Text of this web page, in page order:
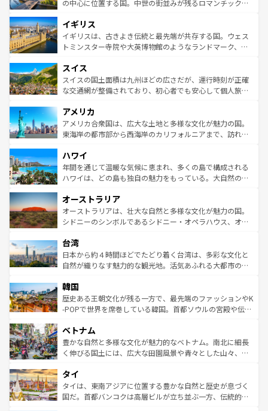
から魅了する。また、フランスは美食の国としても知ら
いる。シャンパンの発祥地であるランス、プロヴァンスの
香り高いラベンダー畑など、多彩な楽しみ方が可能だ。さ
らに、パリ以外の地域にも魅力が溢れており、どの街角に
れる地方に足を運ぶとそれぞれで全く異なる文化を体験で
きるだろう。 なお、新着のフランス情報はコンテンツ一覧
を参照してほしい。
の中心に位置する国。中世の街並みが残るロマンチック街
顔を持つこの国は、どこを歩いても飽きることがない。ベ
ルリンの文化的活気、バイエルン州のアルプスの絶景、そ
してライン川沿いのワイン畑といった風景は必見。ビール
は、お酒好きな人にはぜひ体験してほしい。 なお、新着の
ドイツ情報はコンテンツ一覧を参照してほしい。
イギリス
イギリスは、古きよき伝統と最先端が共存する国。ウェス
トミンスター寺院や大英博物館のようなランドマーク、歴
リアごとに異なる魅力がある。また、優雅なアフタヌーン
ティー、ビール好きにはたまらない英国パブ、サッカー観
戦など、本場だからこそできる体験も豊富。イギリスを旅
ンツ一覧を参照してほしい。
スイス
スイスの国土面積は九州ほどの広さだが、運行時刻が正確
な交通網が整備されており、初心者でも安心して個人旅行
の建物がそのまま残る町や、スイスならではのユニークな
博物館もあり、アルプス観光だけでなく町歩きも満喫する
ことができる。国民の所得が高いため物価も高いが、旅行
ば市内交通費無料で観光を楽しむこともできる。 なお、新
着のスイス情報はコンテンツ一覧 を参照してほしい。
アメリカ
アメリカ合衆国は、広大な土地と多様な文化が魅力の国。
東海岸の都市部から西海岸のカリフォルニアまで、訪れる
のような巨大都市は、観光、ショッピング、エンターテイ
ンメントが詰まった刺激的なスポットだ。一方、アメリカ
西部には大自然が広がり、グランドキャニオンやイエロー
部のニューオーリンズでは、音楽と美食が融合した独特の
文化が魅力。旅行者はアメリカの各地域で異なる魅力を楽
しみながら、その多様性と豊かな歴史を感じることができ
ならではの贅沢な旅のスタイルだ。 なお、新着のアメリカ
情報はコンテンツ一覧を参照してほしい。
ハワイ
年間を通じて温暖な気候に恵まれ、多くの島で構成される
ハワイは、どの島も独自の魅力をもっている。大自然の神
ワイ島は見逃せない。また、定番の観光地といえばオアフ
島だが、静かな自然を求めるならマウイ島やカウアイ島が
おすすめ。エメラルドグリーンに輝く海をはじめ、豊かな
れるおもてなしの心で訪れる人々を迎えてくれるハワイの
人々、おいしいローカルフードやハワイアンミュージッ
ク、伝統的なフラダンスなど、すべてがハワイの魅力を彩
ワイを、存分に味わってほしい。 なお、新着のハワイ情報
はコンテンツ一覧を参照してほしい。
オーストラリア
オーストラリアは、壮大な自然と多様な文化が魅力の国。
シドニーのシンボルであるシドニー・オペラハウス、オー
リアリーフや大陸中央部にそびえるウルル（エアーズロッ
ク）、タスマニアの美しい原生林やケアンズの熱帯雨林な
ど、見どころがたくさん。また、カフェやワイン、オージ
いる。アクティビティも充実しており、サーフィンやダイ
ビング、ハイキングなど、アウトドア好きにはたまらな
い。オーストラリアの多彩な魅力を存分に味わいつくそ
参照してほしい。
台湾
日本から約４時間ほどでたどり着く台湾は、多彩な文化と
自然が織りなす魅力的な観光地。活気あふれる大都市の台
ン）、静ひつな山岳地帯である台湾東部など、都市の喧騒
と山間の静けさが共存しており、訪れる人に新しい発見と
驚きをもたらしてくれる。また、奥深い台湾の食文化も魅
容にもいいと評判のスイーツなど、バラエティ豊かな料理
が味わえる。 なお、新着の台湾情報は コンテンツ一覧を参
照してほしい。
韓国
歴史ある王朝文化が残る一方で、最先端のファッションやK
-POPで世界を席巻している韓国。首都ソウルの宮殿や伝統
き、地方に足を延ばせば四季折々の自然美を楽しむことが
できる。そして、キムチや焼肉、絶品のストリートフード
まで、さまざまな韓国料理が待っている。夜には、韓国な
リティに包まれながら、韓国の多彩な魅力を心ゆくまで味
わってみてほしい。 なお、新着の韓国情報はコンテンツ一
覧を参照してほしい。
ベトナム
豊かな自然と多様な文化が魅力的なベトナム。南北に細長
く伸びる国土には、広大な田園風景や青々とした山々、世
急速な発展と共に伝統が息づく。ハノイの古い町並みやホ
ーチミン市のフランス統治時代の建物も、独特の雰囲気を
醸し出している。また、バラエティの豊かさとおいしさで
タイ
タイは、東南アジアに位置する豊かな自然と歴史が息づく
国だ。首都バンコクは高層ビルが立ち並ぶ一方、伝統的な